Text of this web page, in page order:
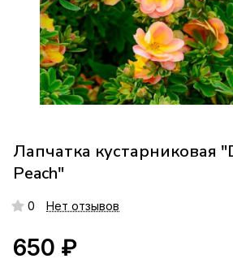
Лапчатка кустарниковая
Peach"
0 Нет отзывов
650 ₽